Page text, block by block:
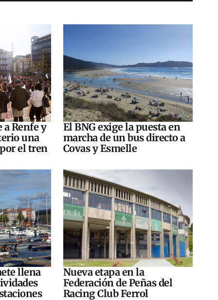
Renfe y
una
el tren
El BNG exige la puesta en
marcha de un bus directo a
Covas y Esmelle
llena
Nueva etapa en la
Federación de Peñas del
Racing Club Ferrol